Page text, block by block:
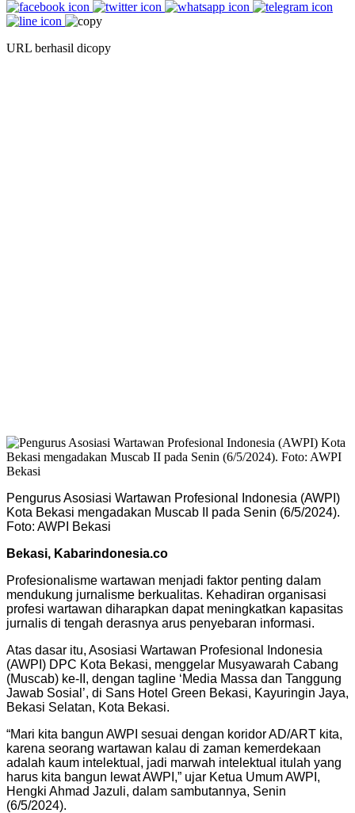
URL berhasil dicopy
Pengurus Asosiasi Wartawan Profesional Indonesia (AWPI)
Kota Bekasi mengadakan Muscab II pada Senin (6/5/2024).
Foto: AWPI Bekasi
Bekasi, Kabarindonesia.co
Profesionalisme wartawan menjadi faktor penting dalam
mendukung jurnalisme berkualitas. Kehadiran organisasi
profesi wartawan diharapkan dapat meningkatkan kapasitas
jurnalis di tengah derasnya arus penyebaran informasi.
Atas dasar itu, Asosiasi Wartawan Profesional Indonesia
(AWPI) DPC Kota Bekasi, menggelar Musyawarah Cabang
(Muscab) ke-II, dengan tagline ‘Media Massa dan Tanggung
Jawab Sosial’, di Sans Hotel Green Bekasi, Kayuringin Jaya,
Bekasi Selatan, Kota Bekasi.
“Mari kita bangun AWPI sesuai dengan koridor AD/ART kita,
karena seorang wartawan kalau di zaman kemerdekaan
adalah kaum intelektual, jadi marwah intelektual itulah yang
harus kita bangun lewat AWPI,” ujar Ketua Umum AWPI,
Hengki Ahmad Jazuli, dalam sambutannya, Senin
(6/5/2024).